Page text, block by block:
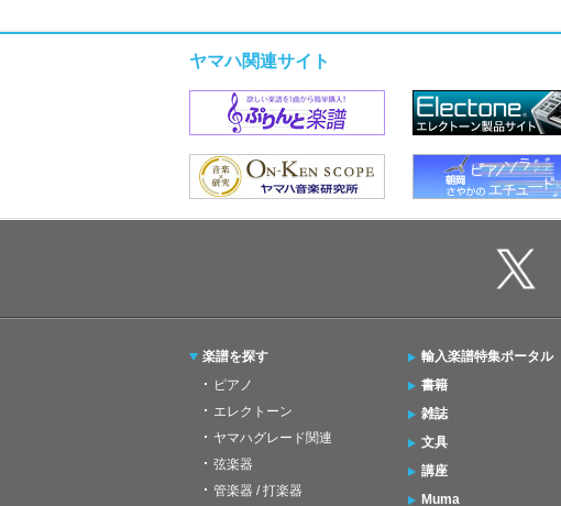
ヤマハ関連サイト
楽譜を探す
ピアノ
エレクトーン
ヤマハグレード関連
弦楽器
管楽器 / 打楽器
輸入楽譜特集ポータル
書籍
雑誌
文具
講座
Muma